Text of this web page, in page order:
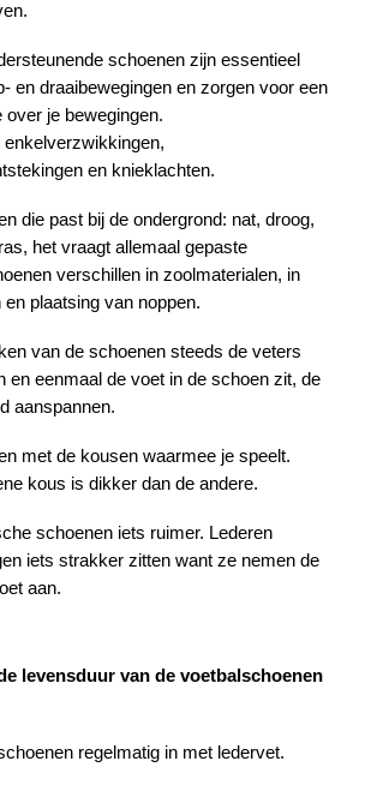
schoenen zijn essentieel
en draaibewegingen en zorgen voor een
over je bewegingen.
en knieklachten.
die past bij de ondergrond: nat, droog,
het vraagt allemaal gepaste
verschillen in zoolmaterialen, in
en plaatsing van noppen.
van de schoenen steeds de veters
en eenmaal de voet in de schoen zit, de
aanspannen.
met de kousen waarmee je speelt.
kous is dikker dan de andere.
schoenen iets ruimer. Lederen
iets strakker zitten want ze nemen de
aan.
levensduur van de voetbalschoenen
regelmatig in met ledervet.